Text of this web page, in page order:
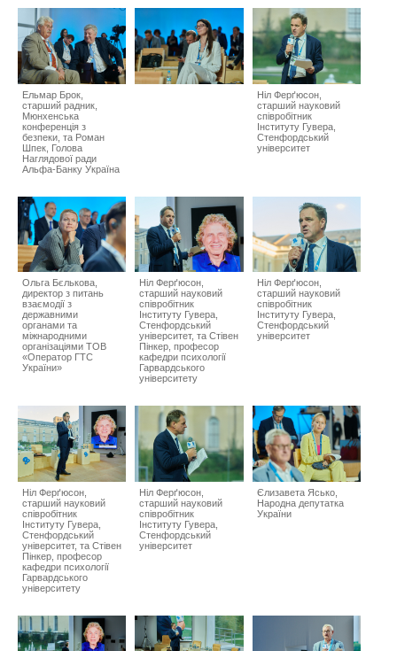
Ельмар Брок,
старший радник,
Мюнхенська
конференція з
безпеки, та Роман
Шпек, Голова
Наглядової ради
Альфа-Банку Україна
Ніл Ферґюсон,
cтарший науковий
співробітник
Інституту Гувера,
Стенфордський
університет
Ольга Бєлькова,
директор з питань
взаємодії з
державними
органами та
міжнародними
організаціями ТОВ
«Оператор ГТС
України»
Ніл Ферґюсон,
старший науковий
співробітник
Інституту Гувера,
Стенфордський
університет, та Стівен
Пінкер, професор
кафедри психології
Гарвардського
університету
Ніл Ферґюсон,
cтарший науковий
співробітник
Інституту Гувера,
Стенфордський
університет
Ніл Ферґюсон,
старший науковий
співробітник
Інституту Гувера,
Стенфордський
університет, та Стівен
Пінкер, професор
кафедри психології
Гарвардського
університету
Ніл Ферґюсон,
cтарший науковий
співробітник
Інституту Гувера,
Стенфордський
університет
Єлизавета Ясько,
Народна депутатка
України